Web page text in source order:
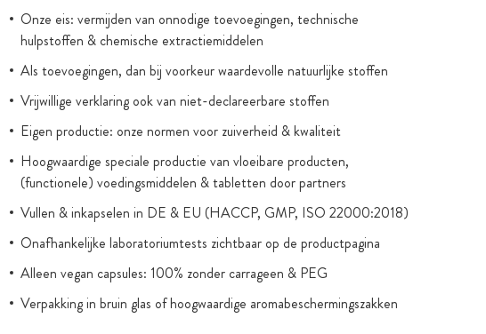
Onze eis: vermijden van onnodige toevoegingen, technische
hulpstoffen & chemische extractiemiddelen
Als toevoegingen, dan bij voorkeur waardevolle natuurlijke stoffen
Vrijwillige verklaring ook van niet-declareerbare stoffen
Eigen productie: onze normen voor zuiverheid & kwaliteit
Hoogwaardige speciale productie van vloeibare producten,
(functionele) voedingsmiddelen & tabletten door partners
Vullen & inkapselen in DE & EU (HACCP, GMP, ISO 22000:2018)
Onafhankelijke laboratoriumtests zichtbaar op de productpagina
Alleen vegan capsules: 100% zonder carrageen & PEG
Verpakking in bruin glas of hoogwaardige aromabeschermingszakken